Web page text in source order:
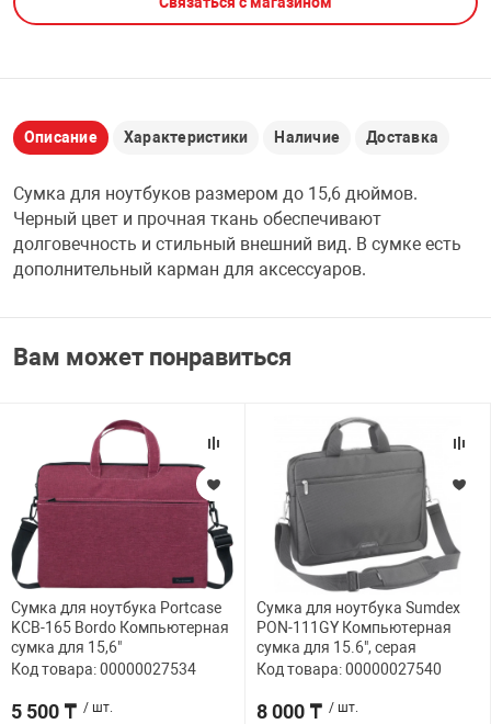
USB ХАБЫ
CARD RIDER
НАБОР ДЛЯ
Описание Характеристики Наличие Доставка
Сумка для ноутбуков размером до 15,6 дюймов.
Черный цвет и прочная ткань обеспечивают
долговечность и стильный внешний вид. В сумке есть
дополнительный карман для аксессуаров.
Вам может понравиться
Сумка для ноутбука Portcase
KCB-165 Bordo Компьютерная
сумка для 15,6"
Код товара: 00000027534
5 500 ₸ / шт.
Сумка для ноутбука Sumdex
PON-111GY Компьютерная
сумка для 15.6", серая
Код товара: 00000027540
8 000 ₸ / шт.